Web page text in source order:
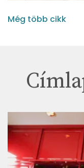
Még több cikk